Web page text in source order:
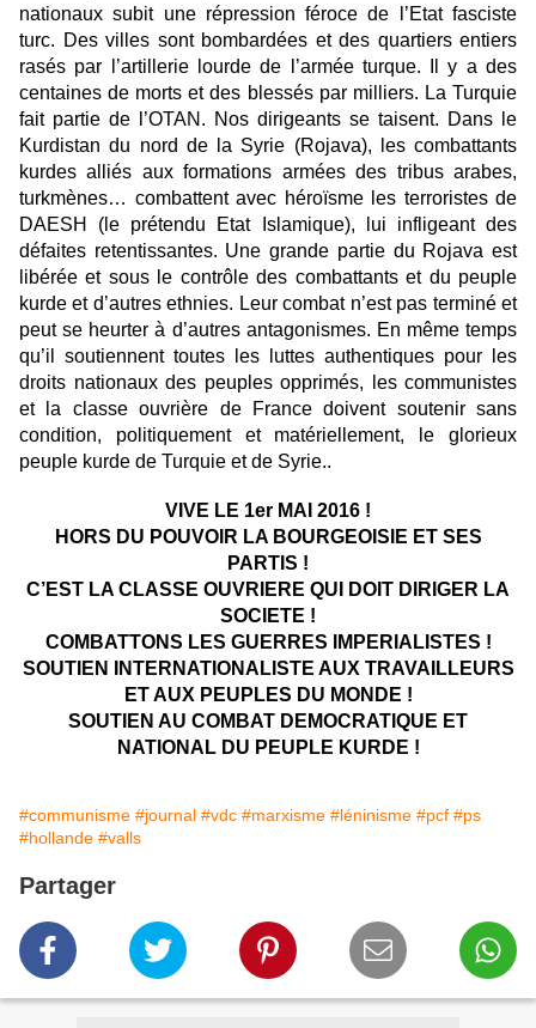
nationaux subit une répression féroce de l’Etat fasciste
turc. Des villes sont bombardées et des quartiers entiers
rasés par l’artillerie lourde de l’armée turque. Il y a des
centaines de morts et des blessés par milliers. La Turquie
fait partie de l’OTAN. Nos dirigeants se taisent. Dans le
Kurdistan du nord de la Syrie (Rojava), les combattants
kurdes alliés aux formations armées des tribus arabes,
turkmènes… combattent avec héroïsme les terroristes de
DAESH (le prétendu Etat Islamique), lui infligeant des
défaites retentissantes. Une grande partie du Rojava est
libérée et sous le contrôle des combattants et du peuple
kurde et d’autres ethnies. Leur combat n’est pas terminé et
peut se heurter à d’autres antagonismes. En même temps
qu’il soutiennent toutes les luttes authentiques pour les
droits nationaux des peuples opprimés, les communistes
et la classe ouvrière de France doivent soutenir sans
condition, politiquement et matériellement, le glorieux
peuple kurde de Turquie et de Syrie..
VIVE LE 1er MAI 2016 !
HORS DU POUVOIR LA BOURGEOISIE ET SES
PARTIS !
C’EST LA CLASSE OUVRIERE QUI DOIT DIRIGER LA
SOCIETE !
COMBATTONS LES GUERRES IMPERIALISTES !
SOUTIEN INTERNATIONALISTE AUX TRAVAILLEURS
ET AUX PEUPLES DU MONDE !
SOUTIEN AU COMBAT DEMOCRATIQUE ET
NATIONAL DU PEUPLE KURDE !
#communisme #journal #vdc #marxisme #léninisme #pcf #ps
#hollande #valls
Partager